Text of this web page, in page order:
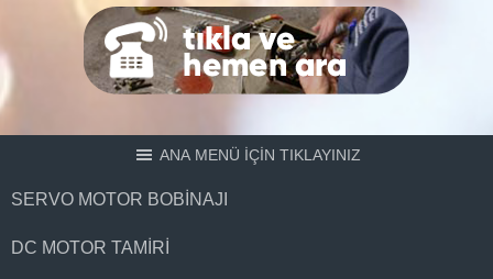
ANA MENÜ İÇİN TIKLAYINIZ
SERVO MOTOR BOBINAJI
DC MOTOR TAMIRI